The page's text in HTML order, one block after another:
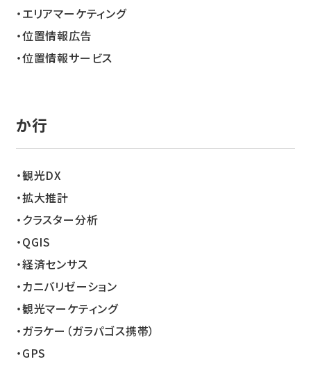
エリアマーケティング
位置情報広告
位置情報サービス
か
観光DX
拡大推計
クラスター分析
QGIS
経済センサス
カニバリゼーション
観光マーケティング
ガラケー（ガラパゴス携帯）
GPS